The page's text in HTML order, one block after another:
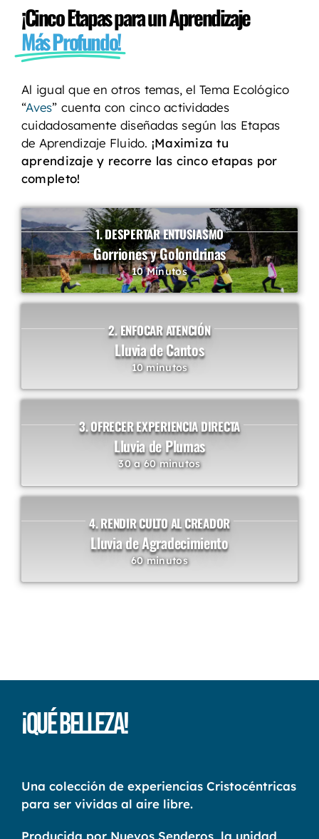
¡Cinco Etapas para un Aprendizaje
Más Profundo!
Al igual que en otros temas, el Tema Ecológico
“Aves” cuenta con cinco actividades
cuidadosamente diseñadas según las Etapas
de Aprendizaje Fluido. ¡Maximiza tu
aprendizaje y recorre las cinco etapas por
completo!
1. DESPERTAR ENTUSIASMO
Gorriones y Golondrinas
10 Minutos
2. ENFOCAR ATENCIÓN
Lluvia de Cantos
10 minutos
3. OFRECER EXPERIENCIA DIRECTA
Lluvia de Plumas
30 a 60 minutos
4. RENDIR CULTO AL CREADOR
Lluvia de Agradecimiento
60 minutos
¡Qué Belleza!
Una colección de experiencias Cristocéntricas
para ser vividas al aire libre.